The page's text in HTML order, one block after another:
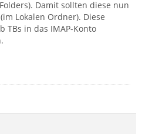
Damit sollten diese nun
Lokalen Ordner). Diese
TBs in das IMAP-Konto